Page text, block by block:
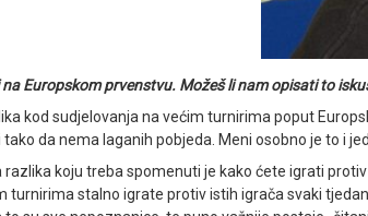
na Europskom prvenstvu. Možeš li nam opisati to
kod sudjelovanja na većim turnirima poput
tako da nema laganih pobjeda. Meni osobno je to i
razlika koju treba spomenuti je kako ćete igrati
turnirima stalno igrate protiv istih igrača svaki